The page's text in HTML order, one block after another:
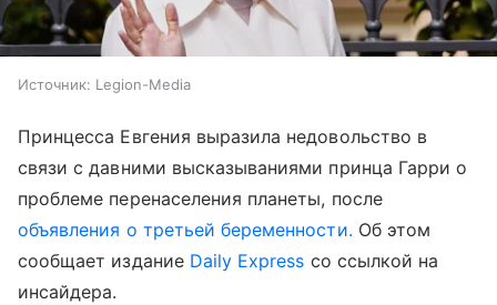
Источник: Legion-Media
Принцесса Евгения выразила недовольство в
связи с давними высказываниями принца Гарри о
проблеме перенаселения планеты, после
объявления о третьей беременности. Об этом
сообщает издание Daily Express со ссылкой на
инсайдера.